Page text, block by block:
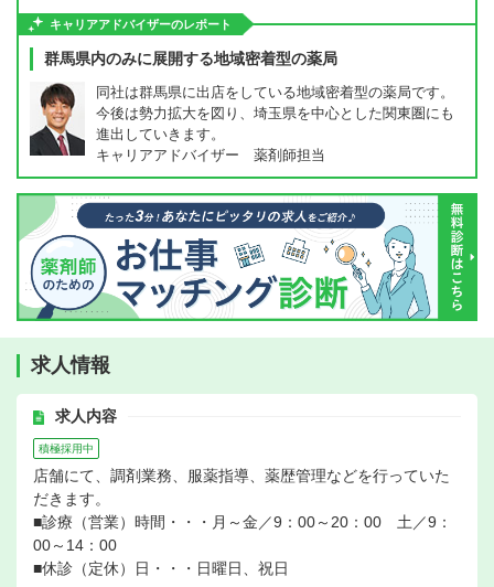
キャリアアドバイザーのレポート
群馬県内のみに展開する地域密着型の薬局
同社は群馬県に出店をしている地域密着型の薬局です。
今後は勢力拡大を図り、埼玉県を中心とした関東圏にも
進出していきます。
キャリアアドバイザー 薬剤師担当
求人情報
求人内容
積極採用中
店舗にて、調剤業務、服薬指導、薬歴管理などを行っていた
だきます。
■診療（営業）時間・・・月～金／9：00～20：00 土／9：
00～14：00
■休診（定休）日・・・日曜日、祝日